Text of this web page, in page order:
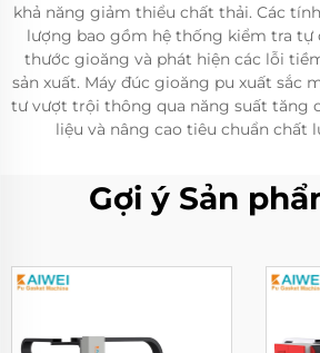
khả năng giảm thiểu chất thải. Các
lượng bao gồm hệ thống kiểm tra tự
thước gioăng và phát hiện các lỗi
sản xuất. Máy đúc gioăng pu xuất sắc
tư vượt trội thông qua năng suất tăng
liệu và nâng cao tiêu chuẩn chất
Gợi ý Sản